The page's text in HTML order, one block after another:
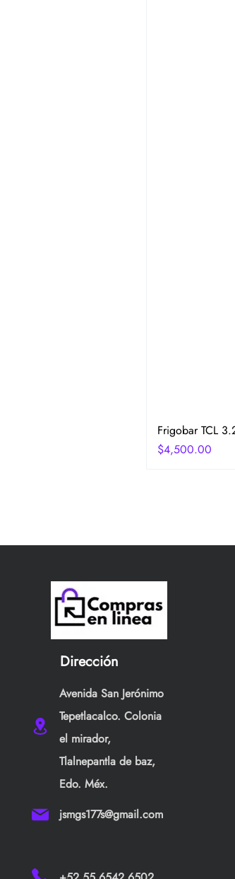
Frigobar TCL
Precio
$4,500.00
Dirección
Avenida San Jerónimo
Tepetlacalco. Colonia
el mirador,
Tlalnepantla de baz,
Edo. Méx.
jsmgs177s@gmail.com